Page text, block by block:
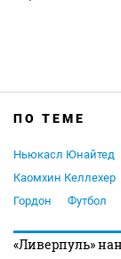
ПО ТЕМЕ
Ньюкасл Юнайтед
Каомхин Келлехер
Гордон
Футбол
«Ливерпуль»